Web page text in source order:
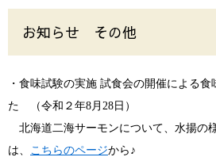
お知らせ その他
・食味試験の実施 試食会の開催による
た （令和２年8月28日）
北海道二海サーモンについて、水揚の
は、
こちらのページから♪